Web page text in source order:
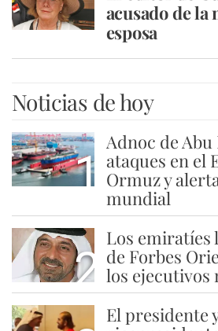
acusado de la
esposa
Noticias de hoy
1
Adnoc de
ataques en el
Ormuz y
mundial
2
Los emiratíes
de Forbes
los ejecutivos
El presidente